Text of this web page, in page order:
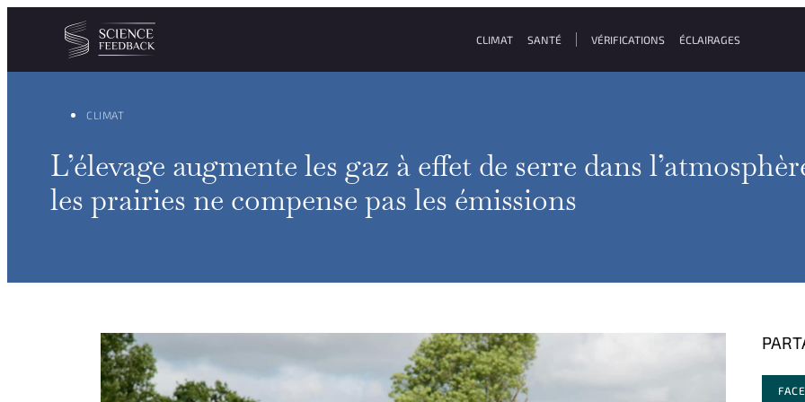
Personnaliser les paramètres de vos cookies
Aller au contenu
CLIMAT SANTÉ VÉRIFICATIONS ÉCLAIRAGES
CLIMAT
L’élevage augmente les gaz à effet de serre dans
les prairies ne compense pas les émissions